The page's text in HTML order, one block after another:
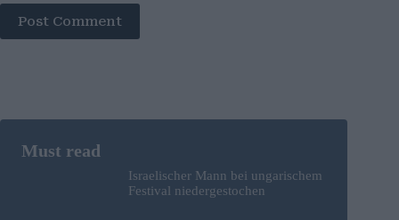
Post Comment
Israelischer Mann bei ungarischem
Festival niedergestochen